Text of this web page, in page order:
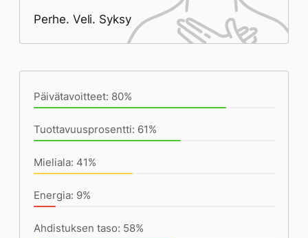
Perhe. Veli. Syksy
Päivätavoitteet: 80%
Tuottavuusprosentti: 61%
Mieliala: 41%
Energia: 9%
Ahdistuksen taso: 58%